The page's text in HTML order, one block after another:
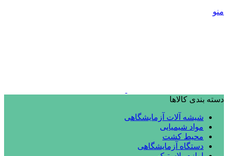
منو
دسته بندی کالاها
شیشه آلات آزمایشگاهی
مواد شیمیایی
محیط کشت
دستگاه آزمایشگاهی